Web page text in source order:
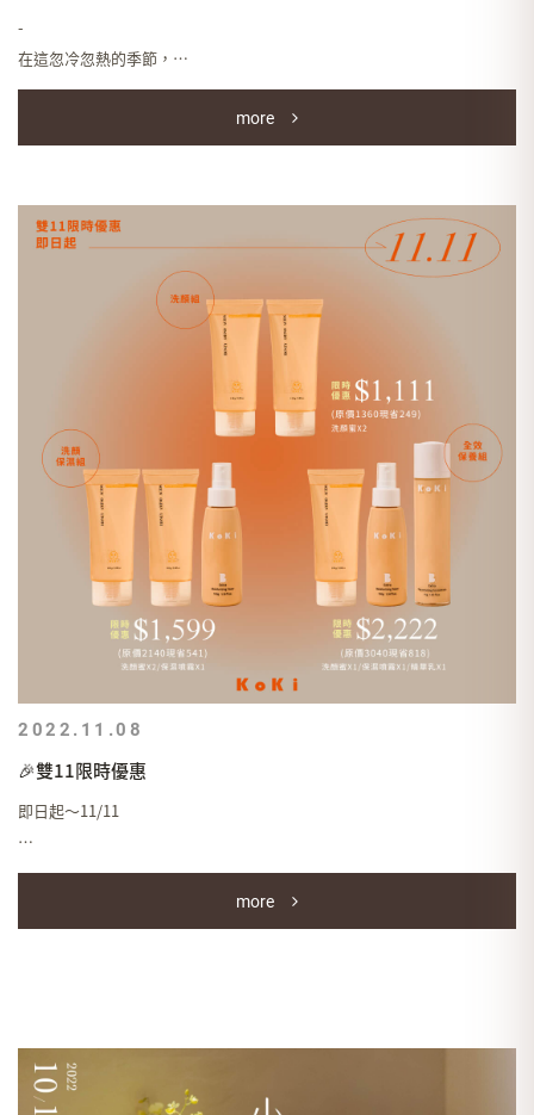
more
-
在這忽冷忽熱的季節，
除了惱人的過敏外，
時好時壞不穩定的膚況了！
很多人都以為夏天又濕又熱又出油，
是皮膚問題最多的時候，
以至於一看見變天就鬆懈下來，
殊不知秋冬才是考驗啊~
暖氣和熱水澡吸取皮膚水分的殺傷力，
這時才更要為全身肌膚保濕與補水。
更不要因為天氣涼，
覺得面膜冰冰冷冷就變懶惰，
定期敷臉有助於加強肌膚修護，
挑選面膜時建議選擇成分越單純的越好，
只要能幫你好好保濕的就是好面膜~
這邊也偷偷提供一個KOKI客人的養膚秘訣投稿！
#前提是你臉上沒有痘痘才可以這樣做喔
首先使用 #洗顏蜜 將臉洗乾淨，
噴上 #蜂萃保濕噴霧 打底，
使用 #蜂萃精華乳 厚敷蓋過膚色，
最後加上成份單純的保濕面膜，
.
現在就先 LINE@：@Koki0212卡位吧！
more
2022.11.08
🎉雙11限時優惠
即日起～11/11
▫️洗顏組
限時優惠1111
洗顏蜜*2保濕噴霧*1
限時優惠1599